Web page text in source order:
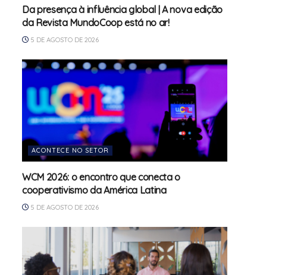
Da presença à influência global | A nova edição
da Revista MundoCoop está no ar!
5 DE AGOSTO DE 2026
ACONTECE NO SETOR
WCM 2026: o encontro que conecta o
cooperativismo da América Latina
5 DE AGOSTO DE 2026